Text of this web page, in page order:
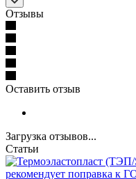
Отзывы
Оставить отзыв
Загрузка отзывов...
Статьи